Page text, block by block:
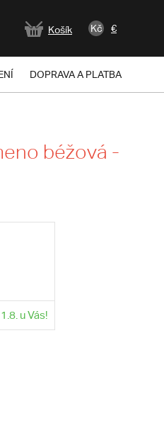
Košík Kč €
DOPRAVA A PLATBA
béžová -
u Vás!